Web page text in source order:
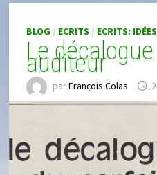
BLOG / ECRITS / ECRITS:
Le
auditeur
parFrançois Colas